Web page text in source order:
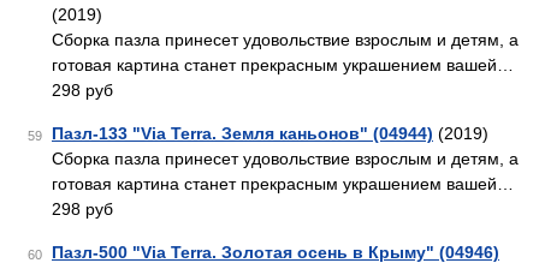
(2019)
Сборка пазла принесет удовольствие взрослым и детям, а
готовая картина станет прекрасным украшением вашей…
298 руб
59 Пазл-133 "Via Terra. Земля каньонов" (04944) (2019)
Сборка пазла принесет удовольствие взрослым и детям, а
готовая картина станет прекрасным украшением вашей…
298 руб
60
Пазл-500 "Via Terra. Золотая осень в Крыму" (04946)